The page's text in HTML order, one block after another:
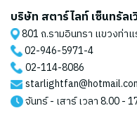
บริษัท สตาร์ไลท์ เซ็นทรัล
801 ถ.รามอินทรา แขวงท่า
02-946-5971-4
02-114-8086
จันทร์ - เสาร์ เวลา 8.00 -